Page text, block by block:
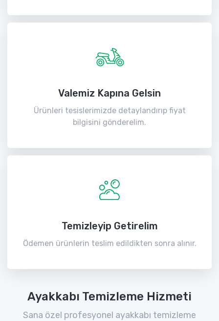
Valemiz Kapına Gelsin
Ürünleri tesislerimizde detaylandırıp fiyat
bilgisini gönderelim.
Temizleyip Getirelim
Ödemen ürünlerin teslim edildikten sonra alınır.
Ayakkabı Temizleme Hizmeti
Sana özel profesyonel ayakkabı temizleme